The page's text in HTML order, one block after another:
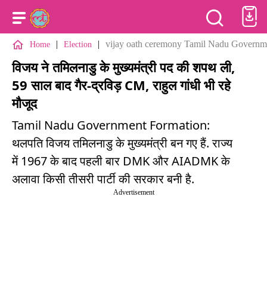
Home | Election | vijay oath ceremony Tamil Nadu
विजय ने तमिलनाडु के मुख्यमंत्री पद की शपथ ली,
59 साल बाद गैर-द्रविड़ CM, राहुल गांधी भी रहे
मौजूद
Tamil Nadu Government Formation:
थलपति विजय तमिलनाडु के मुख्यमंत्री बन गए हैं. राज्य
में 1967 के बाद पहली बार DMK और AIADMK के
अलावा किसी तीसरी पार्टी की सरकार बनी है.
Advertisement